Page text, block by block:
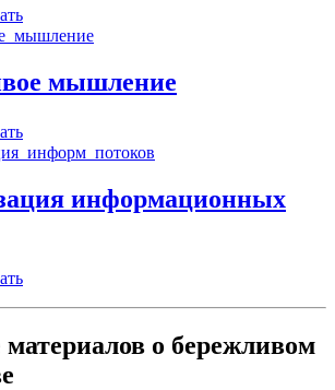
мышление
информационных
о бережливом